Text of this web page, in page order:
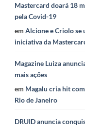
Mastercard doará 18
pela Covid-19
em Alcione e Criolo se
iniciativa da
Magazine Luiza
mais ações
em Magalu cria hit
Rio de Janeiro
DRUID anuncia